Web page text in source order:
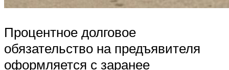
Процентное долговое
обязательство на предъявителя
оформляется с заранее